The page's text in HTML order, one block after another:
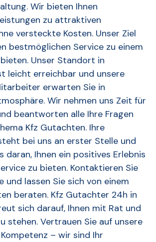
Wir bieten Ihnen
zu attraktiven
versteckte Kosten. Unser Ziel
bestmöglichen Service zu einem
Unser Standort in
leicht erreichbar und unsere
erwarten Sie in
Wir nehmen uns Zeit für
beantworten alle Ihre Fragen
Kfz Gutachten. Ihre
bei uns an erster Stelle und
daran, Ihnen ein positives Erlebnis
zu bieten. Kontaktieren Sie
und lassen Sie sich von einem
beraten. Kfz Gutachter 24h in
sich darauf, Ihnen mit Rat und
stehen. Vertrauen Sie auf unsere
– wir sind Ihr